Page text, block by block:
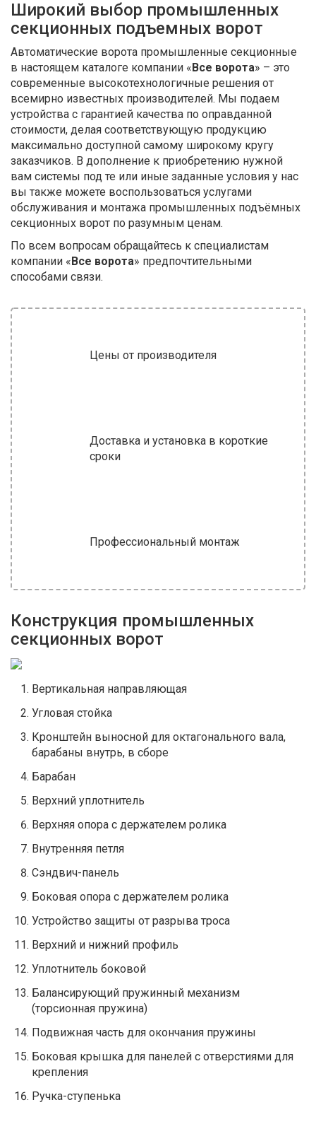
Широкий выбор промышленных
секционных подъемных ворот
Автоматические ворота промышленные секционные
в настоящем каталоге компании «Все ворота» – это
современные высокотехнологичные решения от
всемирно известных производителей. Мы подаем
устройства с гарантией качества по оправданной
стоимости, делая соответствующую продукцию
максимально доступной самому широкому кругу
заказчиков. В дополнение к приобретению нужной
вам системы под те или иные заданные условия у нас
вы также можете воспользоваться услугами
обслуживания и монтажа промышленных подъёмных
секционных ворот по разумным ценам.
По всем вопросам обращайтесь к специалистам
компании «Все ворота» предпочтительными
способами связи.
Цены от производителя
Доставка и установка в короткие
сроки
Профессиональный монтаж
Конструкция промышленных
секционных ворот
Вертикальная направляющая
Угловая стойка
Кронштейн выносной для октагонального вала,
барабаны внутрь, в сборе
Барабан
Верхний уплотнитель
Верхняя опора с держателем ролика
Внутренняя петля
Сэндвич-панель
Боковая опора с держателем ролика
Устройство защиты от разрыва троса
Верхний и нижний профиль
Уплотнитель боковой
Балансирующий пружинный механизм
(торсионная пружина)
Подвижная часть для окончания пружины
Боковая крышка для панелей с отверстиями для
крепления
Ручка-ступенька